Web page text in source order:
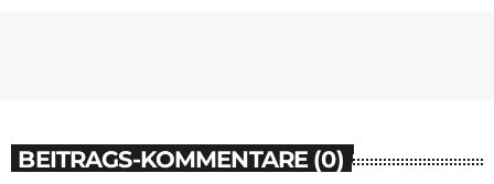
BEITRAGS-KOMMENTARE (0)